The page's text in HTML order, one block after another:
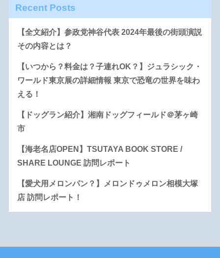
Recent Posts
【全文紹介】参政党神谷代表 2024年最後の街頭演説
その内容とは？
【いつから？料金は？子連れOK？】ジュラシック・
ワールド東京展の詳細情報 東京で恐竜の世界を味わ
える！
【ドッグラン紹介】湘南ドッグフィールド＠茅ヶ崎
市
【海老名店OPEN】TSUTAYA BOOK STORE /
SHARE LOUNGE 訪問レポート
【愛犬用メロンパン？】メロンドゥメロン相模大塚
店 訪問レポート！